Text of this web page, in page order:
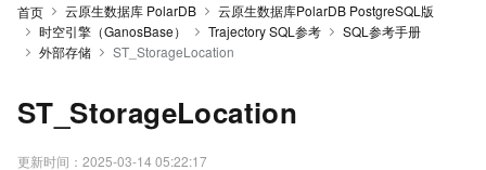
首页 云原生数据库 PolarDB
云原生数据库PolarDB PostgreSQL版
时空引擎（GanosBase）
Trajectory SQL参考
SQL参考手册
外部存储
ST_StorageLocation
ST_StorageLocation
更新时间： 2025-03-14 05:22:17